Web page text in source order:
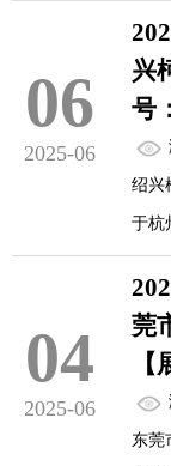
礼品
权及
协办
度
力
展
高
06
2025-06
兴
号
绍兴
于杭
造、
产，
应链
04
2025-06
莞
东莞